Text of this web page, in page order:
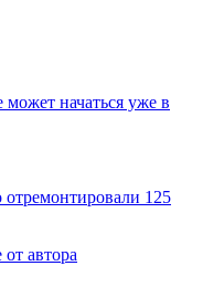
начаться уже в
отремонтировали 125
автора